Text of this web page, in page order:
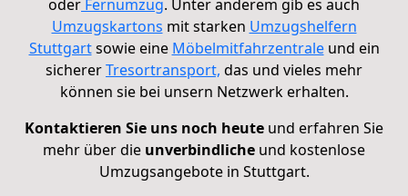
oder Fernumzug. Unter anderem gib es auch
Umzugskartons mit starken Umzugshelfern
Stuttgartsowie eine Möbelmitfahrzentraleund ein
sichererTresortransport, das und vieles mehr
können sie bei unsern Netzwerk erhalten.
Kontaktieren Sie uns noch heute und erfahren Sie
mehr über die unverbindliche und kostenlose
Umzugsangebote in Stuttgart.